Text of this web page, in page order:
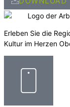
Erleben Sie die
Kultur im Herzen